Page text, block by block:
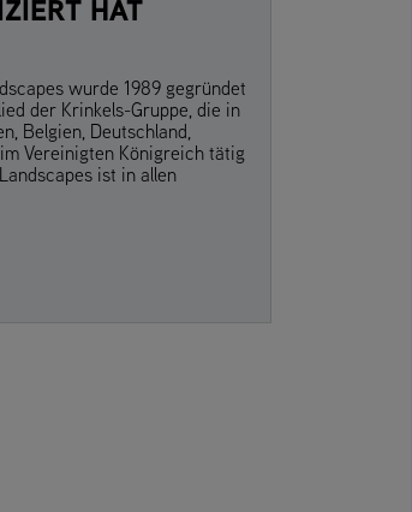
HAT
wurde 1989 gegründet
der Krinkels-Gruppe, die in
Belgien, Deutschland,
Vereinigten Königreich tätig
ist in allen